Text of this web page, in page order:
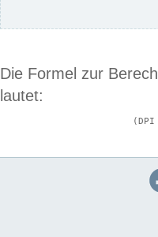
Die Formel zur
lautet: